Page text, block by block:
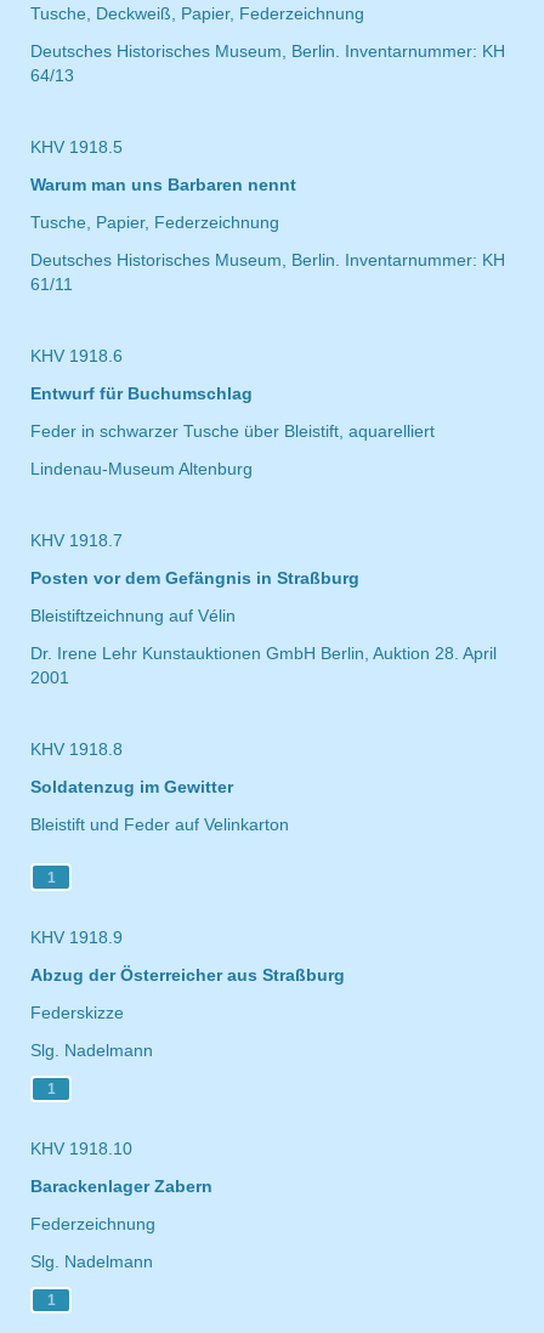
Tusche, Deckweiß, Papier, Federzeichnung
Deutsches Historisches Museum, Berlin. Inventarnummer: KH
64/13
KHV 1918.5
Warum man uns Barbaren nennt
Tusche, Papier, Federzeichnung
Deutsches Historisches Museum, Berlin. Inventarnummer: KH
61/11
KHV 1918.6
Entwurf für Buchumschlag
Feder in schwarzer Tusche über Bleistift, aquarelliert
Lindenau-Museum Altenburg
KHV 1918.7
Posten vor dem Gefängnis in Straßburg
Bleistiftzeichnung auf Vélin
Dr. Irene Lehr Kunstauktionen GmbH Berlin, Auktion 28. April
2001
KHV 1918.8
Soldatenzug im Gewitter
Bleistift und Feder auf Velinkarton
1
KHV 1918.9
Abzug der Österreicher aus Straßburg
Federskizze
Slg. Nadelmann
1
KHV 1918.10
Barackenlager Zabern
Federzeichnung
Slg. Nadelmann
1